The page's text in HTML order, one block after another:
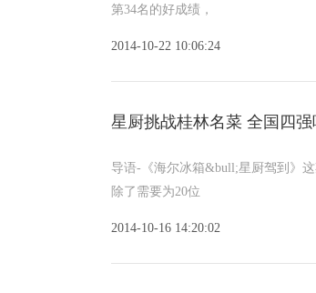
第34名的好成绩，
2014-10-22 10:06:24
星厨挑战桂林名菜 全国四强
导语-《海尔冰箱&bull;星厨驾到》
除了需要为20位
2014-10-16 14:20:02